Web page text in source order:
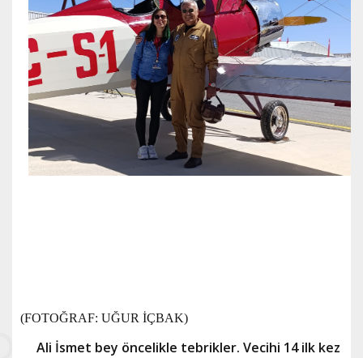
(FOTOĞRAF: UĞUR İÇBAK)
Ali İsmet bey öncelikle tebrikler. Vecihi 14 ilk kez